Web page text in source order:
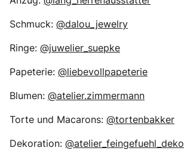
Schmuck: @dalou_jewelry
Ringe: @juwelier_suepke
Papeterie: @liebevollpapeterie
Blumen: @atelier.zimmermann
Torte und Macarons: @tortenbakker
Dekoration: @atelier_feingefuehl_deko